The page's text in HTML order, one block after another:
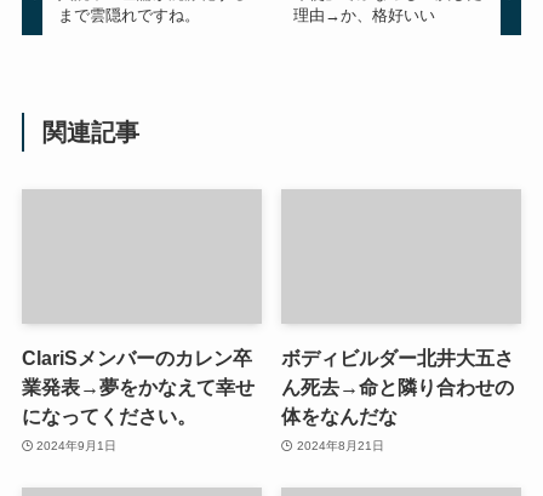
まで雲隠れですね。
理由→か、格好いい
関連記事
ClariSメンバーのカレン卒
業発表→夢をかなえて幸せ
になってください。
2024年9月1日
ボディビルダー北井大五さ
ん死去→命と隣り合わせの
体をなんだな
2024年8月21日